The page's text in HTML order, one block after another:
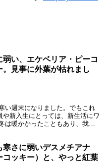
弱い、エケベリア・ピーコ
。見事に外葉が枯れまし
い週末になりました。でもこれ
新入生にとっては、新生活にワ
は暖かかったこともあり、我が
寒さに弱いデスメチアナ
コッキー）と、やっと紅葉